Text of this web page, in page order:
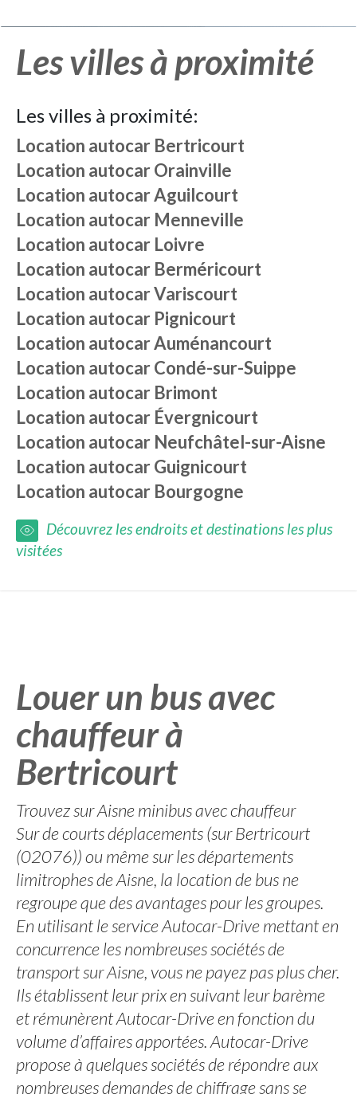
Les villes à proximité
Les villes à proximité:
Location autocar Bertricourt
Location autocarOrainville
Location autocarAguilcourt
Location autocar Menneville
Location autocar Loivre
Location autocar Berméricourt
Location autocarVariscourt
Location autocar Pignicourt
Location autocarAuménancourt
Location autocarCondé-sur-Suippe
Location autocar Brimont
Location autocar Évergnicourt
Location autocar Neufchâtel-sur-Aisne
Location autocarGuignicourt
Location autocar Bourgogne
Découvrez les endroits et destinations les plus
visitées
Louer un bus avec
chauffeur à
Bertricourt
Trouvez sur Aisne minibus avec chauffeur
Sur de courts déplacements (sur Bertricourt
(02076)) ou même sur les départements
limitrophes de Aisne, la location de bus ne
regroupe que des avantages pour les groupes.
En utilisant le service Autocar-Drive mettant en
concurrence les nombreuses sociétés de
transport sur Aisne, vous ne payez pas plus cher.
Ils établissent leur prix en suivant leur barème
et rémunèrent Autocar-Drive en fonction du
volume d’affaires apportées. Autocar-Drive
propose à quelques sociétés de répondre aux
nombreuses demandes de chiffrage sans se